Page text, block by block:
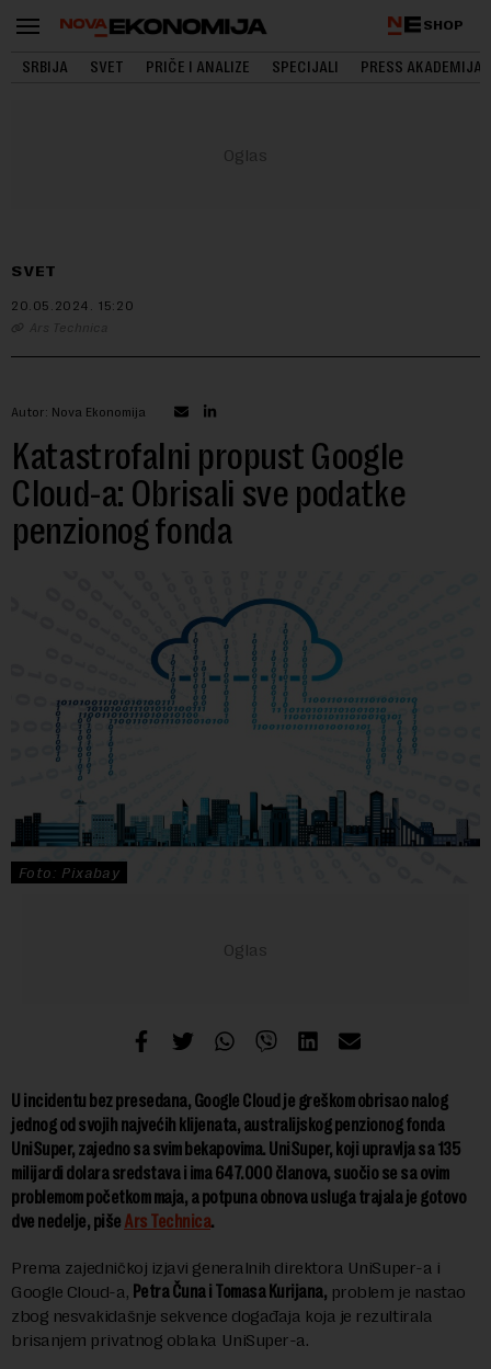
SHOP
SRBIJA SVET PRIČE I ANALIZE SPECIJALI PRESS AKADEMIJA
SVET
20.05.2024. 15:20
Ars Technica
Autor: Nova Ekonomija
Katastrofalni propust Google
Cloud-a: Obrisali sve podatke
penzionog fonda
Foto: Pixabay
U incidentu bez presedana, Google Cloud je greškom obrisao nalog
jednog od svojih najvećih klijenata, australijskog penzionog fonda
UniSuper, zajedno sa svim bekapovima. UniSuper, koji upravlja sa 135
milijardi dolara sredstava i ima 647.000 članova, suočio se sa ovim
problemom početkom maja, a potpuna obnova usluga trajala je gotovo
dve nedelje, piše Ars Technica.
Prema zajedničkoj izjavi generalnih direktora UniSuper-a i
Google Cloud-a, Petra Čuna i Tomasa Kurijana, problem je nastao
zbog nesvakidašnje sekvence događaja koja je rezultirala
brisanjem privatnog oblaka UniSuper-a.